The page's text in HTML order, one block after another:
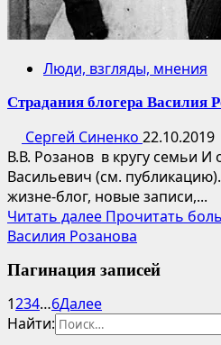
Люди, взгляды, мнения
Страдания блогера Василия
Сергей Синенко 22.10.2019
В.В. Розанов в кругу семьи И
Васильевич (см.
жизне-блог, новые записи,...
Читать далее Прочитать
Василия Розанова
Пагинация записей
1234…6Далее
Найти: